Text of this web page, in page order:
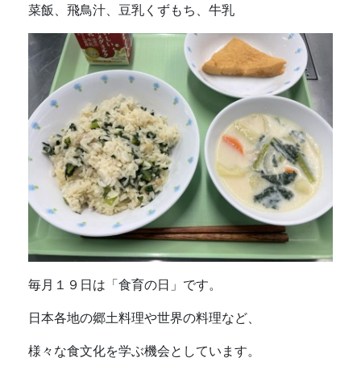
菜飯、飛鳥汁、豆乳くずもち、牛乳
毎月１９日は「食育の日」です。
日本各地の郷土料理や世界の料理など、
様々な食文化を学ぶ機会としています。